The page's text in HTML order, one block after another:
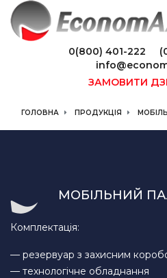
0(800) 401-222
ЗАМОВИТИ
ГОЛОВНА ПРОДУКЦІЯ
МОБІЛЬНИЙ
Комплектація:
— резервуар з захисним
— технологічне обладнання